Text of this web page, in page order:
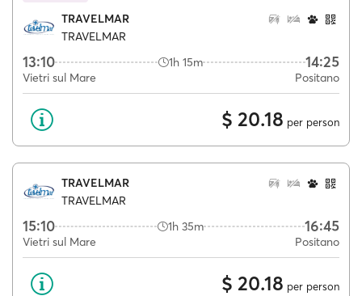
TRAVELMAR
TRAVELMAR
13:10 1h 15m 14:25
Vietri sul Mare Positano
$ 20.18 per person
TRAVELMAR
TRAVELMAR
15:10 1h 35m 16:45
Vietri sul Mare Positano
$ 20.18 per person